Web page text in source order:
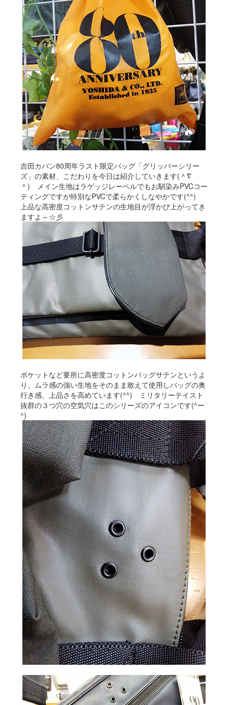
吉田カバン80周年ラスト限定バッグ「グリッパーシリー
ズ」の素材、こだわりを今日は紹介していきます(＾∇
＾) メイン生地はラゲッジレーベルでもお馴染みPVCコー
ティングですが特別なPVCで柔らかくしなやかです(^^)
上品な高密度コットンサテンの生地目が浮かび上がってき
ますよ～☆彡
ポケットなど要所に高密度コットンバッグサテンというよ
り、ムラ感の強い生地をそのまま敢えて使用しバッグの奥
行き感、上品さを高めています(^^) ミリタリーテイスト
抜群の３つ穴の空気穴はこのシリーズのアイコンです(^ー
^)